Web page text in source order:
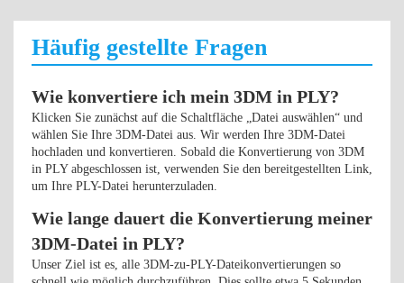
Häufig gestellte Fragen
Wie konvertiere ich mein 3DM in PLY?
Klicken Sie zunächst auf die Schaltfläche „Datei auswählen“ und
wählen Sie Ihre 3DM-Datei aus. Wir werden Ihre 3DM-Datei
hochladen und konvertieren. Sobald die Konvertierung von 3DM
in PLY abgeschlossen ist, verwenden Sie den bereitgestellten Link,
um Ihre PLY-Datei herunterzuladen.
Wie lange dauert die Konvertierung meiner
3DM-Datei in PLY?
Unser Ziel ist es, alle 3DM-zu-PLY-Dateikonvertierungen so